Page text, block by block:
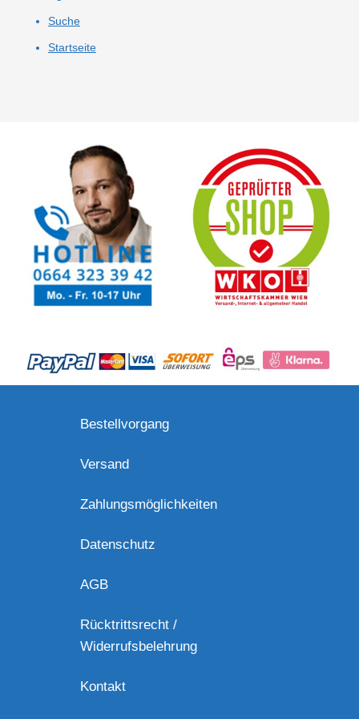
Suche
Startseite
Bestellvorgang
Versand
Zahlungsmöglichkeiten
Datenschutz
AGB
Rücktrittsrecht /
Widerrufsbelehrung
Kontakt